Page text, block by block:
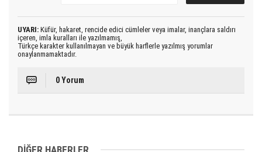
UYARI: Küfür, hakaret, rencide edici cümleler veya imalar, inançlara saldırı
içeren, imla kuralları ile yazılmamış,
Türkçe karakter kullanılmayan ve büyük harflerle yazılmış yorumlar
onaylanmamaktadır.
0 Yorum
DİĞER HABERLER